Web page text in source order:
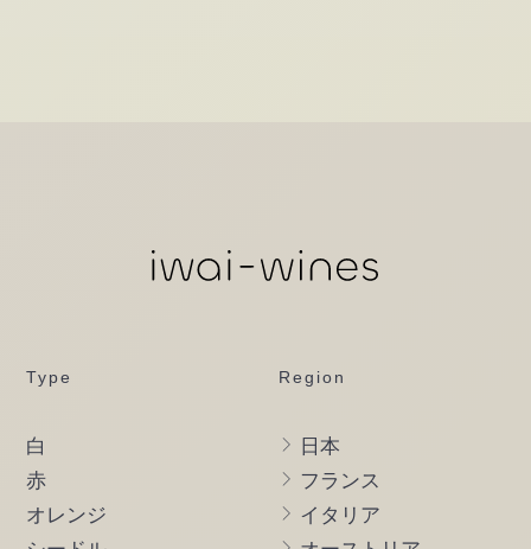
Type
白
赤
オレンジ
Region
日本
フランス
イタリア